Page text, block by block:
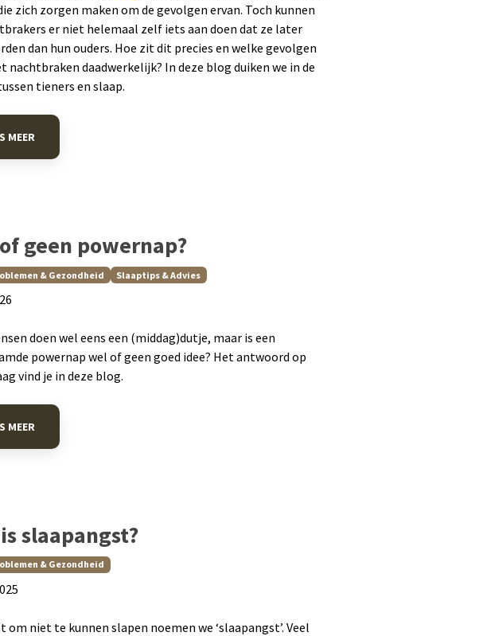
zich zorgen maken om de gevolgen ervan. Toch kunnen
er niet helemaal zelf iets aan doen dat ze later
dan hun ouders. Hoe zit dit precies en welke gevolgen
nachtbraken daadwerkelijk? In deze blog duiken we in de
tieners en slaap.
MEER
geen powernap?
& Gezondheid Slaaptips & Advies
doen wel eens een (middag)dutje, maar is een
powernap wel of geen goed idee? Het antwoord op
vind je in deze blog.
MEER
slaapangst?
& Gezondheid
om niet te kunnen slapen noemen we ‘slaapangst’. Veel